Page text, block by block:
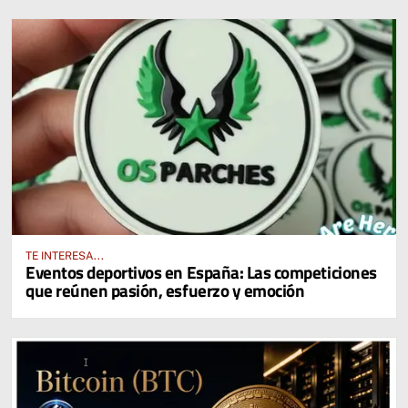
TE INTERESA...
Eventos deportivos en España: Las competiciones
que reúnen pasión, esfuerzo y emoción